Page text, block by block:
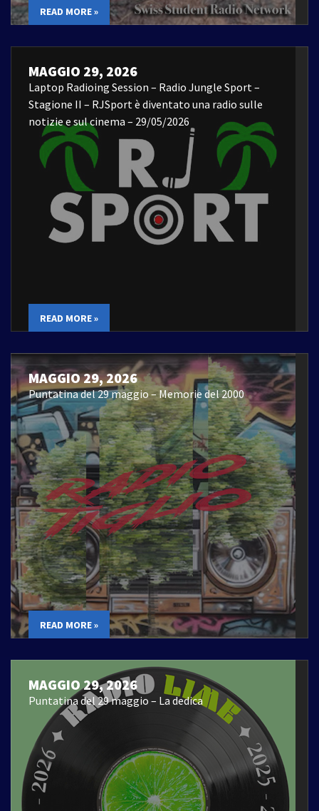
READ MORE »
MAGGIO 29, 2026
Laptop Radioing Session – Radio Jungle Sport –
Stagione II – RJSport è diventato una radio sulle
notizie e sul cinema – 29/05/2026
READ MORE »
MAGGIO 29, 2026
Puntatina del 29 maggio – Memorie del 2000
READ MORE »
MAGGIO 29, 2026
Puntatina del 29 maggio – La dedica